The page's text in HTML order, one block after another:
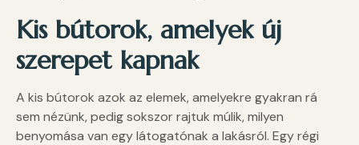
Kis bútorok, amelyek új
szerepet kapnak
A kis bútorok azok az elemek, amelyekre gyakran rá
sem nézünk, pedig sokszor rajtuk múlik, milyen
benyomása van egy látogatónak a lakásról. Egy régi